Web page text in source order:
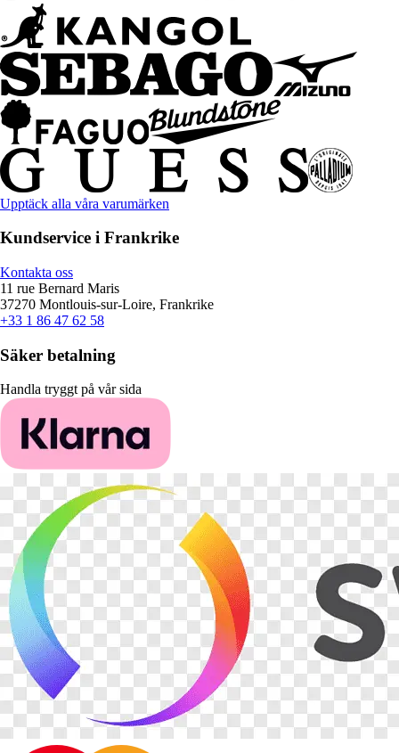
Upptäck alla våra varumärken
Kundservice i Frankrike
Kontakta oss
11 rue Bernard Maris
37270 Montlouis-sur-Loire, Frankrike
+33 1 86 47 62 58
Säker betalning
Handla tryggt på vår sida